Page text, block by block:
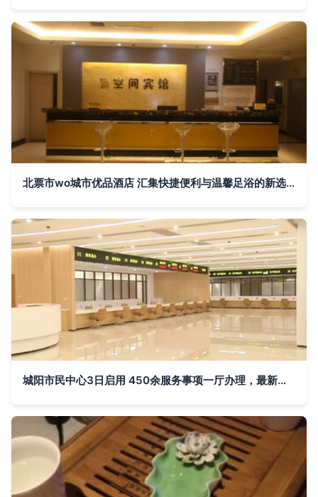
北票市wo城市优品酒店 汇集快捷便利与温馨足浴的新选择
城阳市民中心3日启用 450余服务事项一厅办理，最新平面导视图与窗口指南正式发布